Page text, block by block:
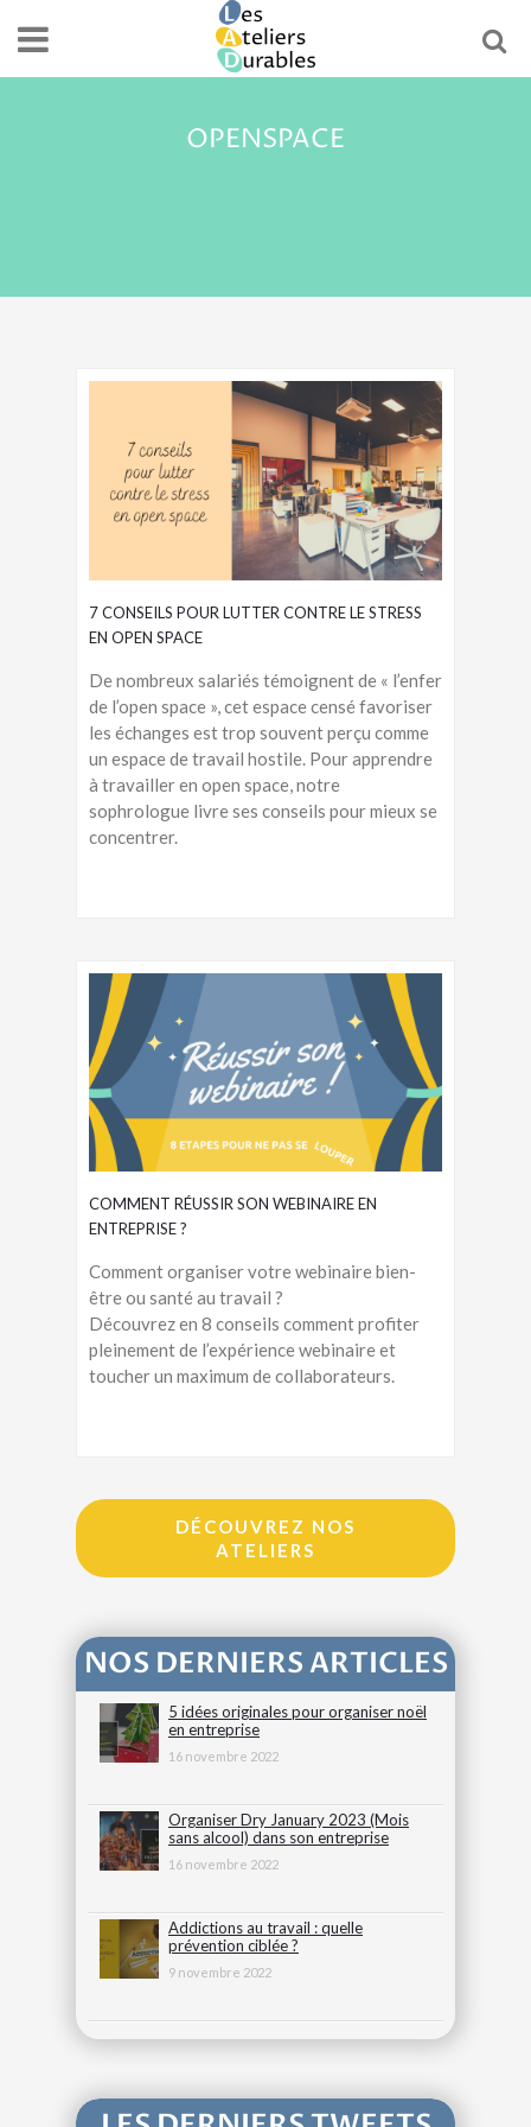
OPENSPACE
7 CONSEILS POUR LUTTER CONTRE LE STRESS
EN OPEN SPACE
De nombreux salariés témoignent de « l’enfer
de l’open space », cet espace censé favoriser
les échanges est trop souvent perçu comme
un espace de travail hostile. Pour apprendre
à travailler en open space, notre
sophrologue livre ses conseils pour mieux se
concentrer.
COMMENT RÉUSSIR SON WEBINAIRE EN
ENTREPRISE ?
Comment organiser votre webinaire bien-
être ou santé au travail ?
Découvrez en 8 conseils comment profiter
pleinement de l’expérience webinaire et
toucher un maximum de collaborateurs.
DÉCOUVREZ NOS
ATELIERS
NOS DERNIERS ARTICLES
5 idées originales pour organiser noël
en entreprise
16 novembre 2022
Organiser Dry January 2023 (Mois
sans alcool) dans son entreprise
16 novembre 2022
Addictions au travail : quelle
prévention ciblée ?
9 novembre 2022